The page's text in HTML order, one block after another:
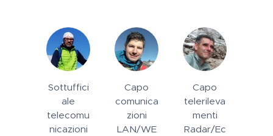
Sottuffici
ale
telecomu
nicazioni
Capo
comunica
zioni
LAN/WE
Capo
telerileva
menti
Radar/Ec